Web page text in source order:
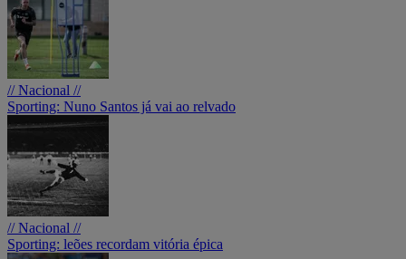
// Nacional //
Sporting: Nuno Santos já vai ao relvado
// Nacional //
Sporting: leões recordam vitória épica